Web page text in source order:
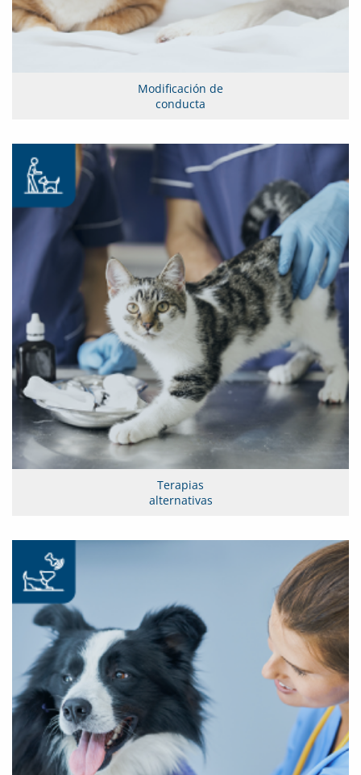
Modificación de
conducta
Terapias
alternativas